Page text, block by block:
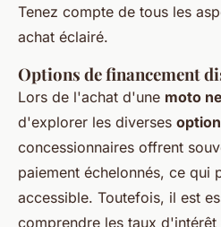
Tenez compte de tous les
achat éclairé.
Options de financement
Lors de l'achat d'une moto
d'explorer les diverses
concessionnaires offrent
paiement échelonnés, ce qui
accessible. Toutefois, il est
comprendre les taux